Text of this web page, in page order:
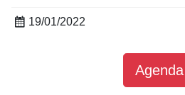
19/01/2022
Agenda